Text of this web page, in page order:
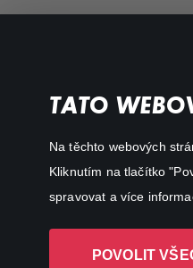
TATO
Na těchto webových
Kliknutím na tlačítko
spravovat a více
POVOLIT
Akční